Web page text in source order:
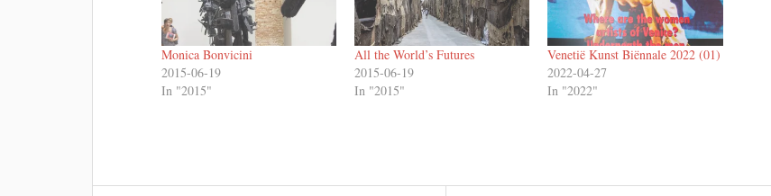
Monica Bonvicini
2015-06-19
In "2015"
All the World’s Futures
2015-06-19
In "2015"
Venetië Kunst Biënnale 2022 (01)
2022-04-27
In "2022"